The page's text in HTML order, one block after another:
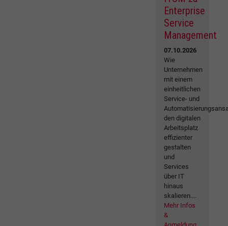
Enterprise
Service
Management
07.10.2026
Wie
Unternehmen
mit einem
einheitlichen
Service- und
den digitalen
Arbeitsplatz
effizienter
gestalten
und
Services
über IT
hinaus
skalieren....
Mehr Infos
&